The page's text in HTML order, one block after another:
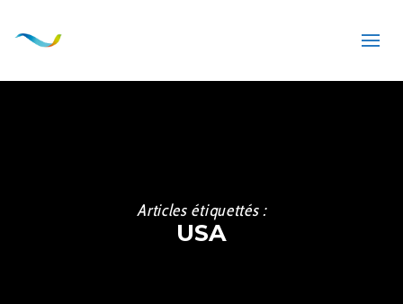
Articles étiquettés :
USA